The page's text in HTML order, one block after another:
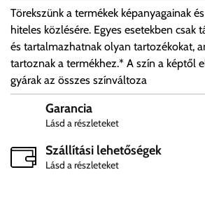
Törekszünk a termékek képanyagainak
hiteles közlésére. Egyes esetekben csak
és tartalmazhatnak olyan tartozékokat,
tartoznak a termékhez.* A szín a képtől
gyárak az összes színváltoza
Garancia
Lásd a részleteket
Szállítási lehetőségek
Lásd a részleteket